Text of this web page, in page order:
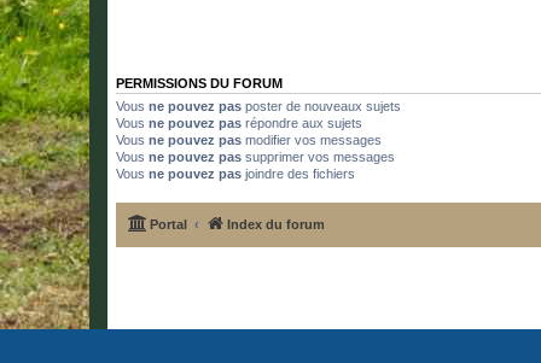
PERMISSIONS DU FORUM
Vous ne pouvez pas poster de nouveaux sujets
Vous ne pouvez pas répondre aux sujets
Vous ne pouvez pas modifier vos messages
Vous ne pouvez pas supprimer vos messages
Vous ne pouvez pas joindre des fichiers
Portal Index du forum